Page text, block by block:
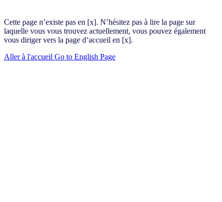
Cette page n’existe pas en [x]. N’hésitez pas à lire la page sur
laquelle vous vous trouvez actuellement, vous pouvez également
vous diriger vers la page d’accueil en [x].
Aller à l'accueil Go to English Page